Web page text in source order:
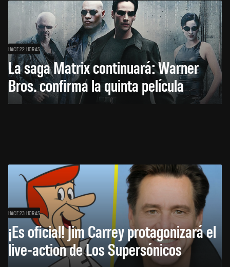
HACE 22 HORAS
La saga Matrix continuará: Warner
Bros. confirma la quinta película
HACE 23 HORAS
¡Es oficial! Jim Carrey protagonizará el
live-action de Los Supersónicos